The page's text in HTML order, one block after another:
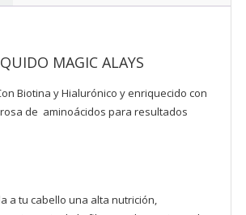
MAGIC ALAYS
Biotina y Hialurónico y enriquecido con
de aminoácidos para resultados
a tu cabello una alta nutrición,